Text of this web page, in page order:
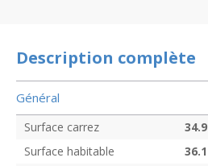
Description complète
Général
Surface carrez 34.9
Surface habitable
36.1